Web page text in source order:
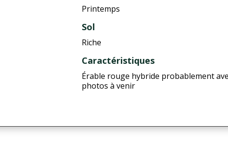
Printemps
Sol
Riche
Caractéristiques
Érable rouge hybride probablement
photos à venir